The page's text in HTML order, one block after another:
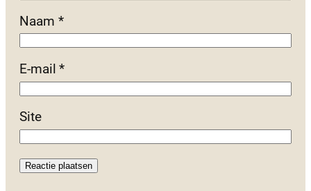
Naam *
E-mail*
Site